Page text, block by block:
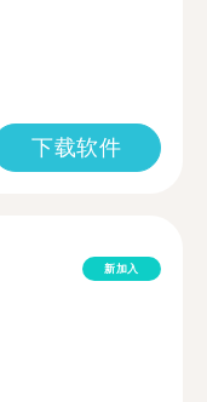
下载软件
新加入